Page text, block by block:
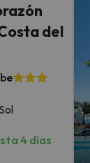
del
4 días